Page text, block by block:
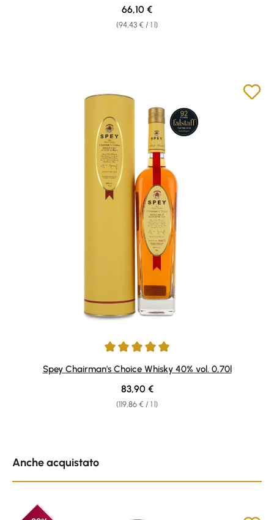
(94,43 € / 1 l)
Regular price:
66,10 €
Average rating of 5 out of 5 stars
Spey Chairman's Choice Whisky 40% vol. 0,70l
(119,86 € / 1 l)
Regular price:
83,90 €
Anche acquistato